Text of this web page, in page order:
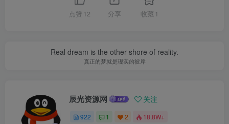
点赞 12 分享 收藏 1
Real dream is the other shore of reality.
真正的梦就是现实的彼岸
辰光资源网 关注
922 1 2 18.8W+